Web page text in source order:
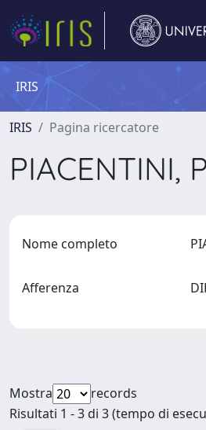
IRIS
IRIS Pagina ricercatore
PIACENTINI,
Nome completo
Afferenza
Mostra
records
Risultati 1 - 3 di 3 (tempo di